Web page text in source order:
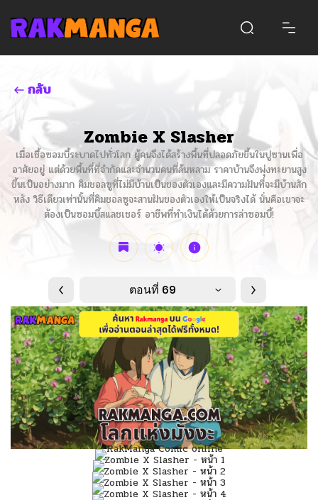
กลับ
Zombie X Slasher
เมื่อเชื้อซอมบี้ระบาดไปทั่วโลก ผู้คนจึงได้สร้างพื้นที่ปลอดภัยขึ้นในปูซานเพื่อ
อาศัยอยู่ แต่ด้วยพื้นที่ที่จำกัดและจำนวนคนที่ล้นหลาม ราคาบ้านจึงพุ่งทะยานสูง
ขึ้นเป็นอย่างมาก คิมชอลซูที่ไม่มีบ้านเป็นของตัวเองและมีความฝันที่จะมีบ้านสัก
หลัง วิธีเดียวเท่านั้นที่คิมชอลซูจะสานฝันของตัวเองให้เป็นจริงได้ นั่นคือเขาจะ
ต้องเป็นซอมบี้สแลชเชอร์ อาชีพที่ทำเงินได้ด้วยการล่าซอมบี้!
ตอนที่ 69